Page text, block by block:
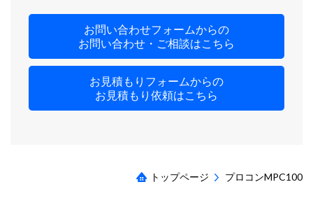
お問い合わせフォームからの
お問い合わせ・ご相談はこちら
お見積もりフォームからの
お見積もり依頼はこちら
トップページ プロコンMPC100